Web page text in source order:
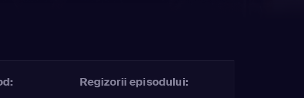
Regizorii episodului: